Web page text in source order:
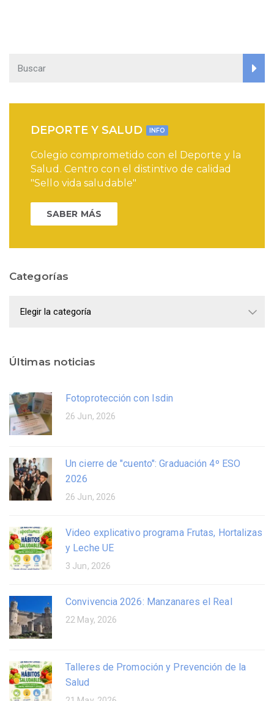
DEPORTE Y SALUD INFO
Colegio comprometido con el Deporte y la
Salud. Centro con el distintivo de calidad
"Sello vida saludable"
SABER MÁS
Categorías
Últimas noticias
Fotoprotección con Isdin
26 Jun, 2026
Un cierre de "cuento": Graduación 4º ESO
2026
26 Jun, 2026
Video explicativo programa Frutas, Hortalizas
y Leche UE
3 Jun, 2026
Convivencia 2026: Manzanares el Real
22 May, 2026
Talleres de Promoción y Prevención de la
Salud